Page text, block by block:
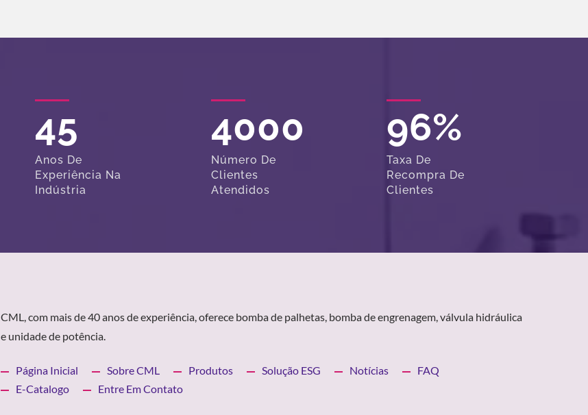
45
Anos De
Experiência Na
Indústria
4000
Número De
Clientes
Atendidos
96%
Taxa De
Recompra De
Clientes
CML, com mais de 40 anos de experiência, oferece bomba de palhetas, bomba de engrenagem, válvula hidráulica
e unidade de potência.
Página Inicial Sobre CML Produtos Solução ESG Notícias
FAQ
E-Catalogo
Entre Em Contato